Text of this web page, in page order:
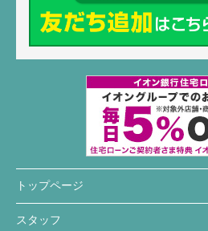
トップページ
スタッフ